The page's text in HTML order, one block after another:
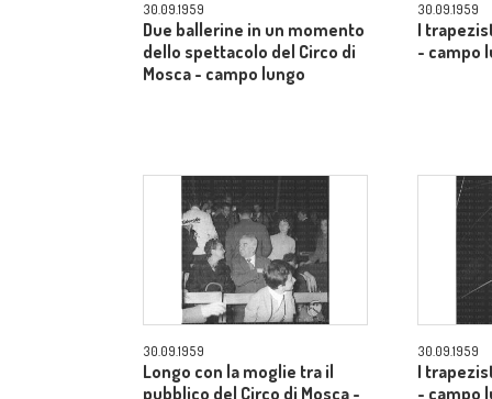
30.09.1959
Due ballerine in un momento
dello spettacolo del Circo di
Mosca - campo lungo
30.09.1959
I
- campo
30.09.1959
Longo con la moglie tra il
pubblico del Circo di Mosca -
30.09.1959
I
- campo